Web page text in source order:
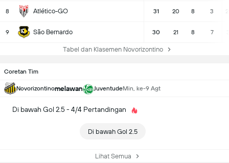
8 Atlético-GO 31 20 8 3
9 São Bernardo 30 21 8 7
Tabel dan Klasemen Novorizontino
Coretan Tim
Novorizontinomelawan JuventudeMin, ke-9 Agt
Di bawah Gol 2.5 - 4/4 Pertandingan
Di bawah Gol 2.5
Lihat Semua